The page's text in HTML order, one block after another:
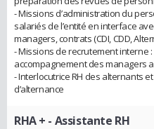
- Missions d’administration du
salariés de l’entité en interface
managers, contrats (CDI, CDD,
- Missions de recrutement interne
accompagnement des managers
- Interlocutrice RH des alternants
d’alternance
RHA + - Assistante RH